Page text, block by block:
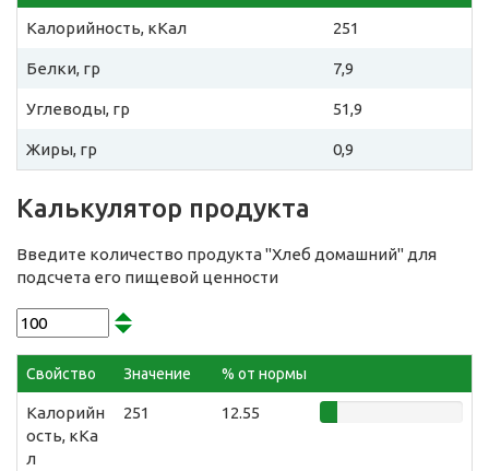
Калорийность, кКал 251
Белки, гр 7,9
Углеводы, гр 51,9
Жиры, гр 0,9
Калькулятор продукта
Введите количество продукта "Хлеб домашний" для
подсчета его пищевой ценности
Свойство Значение % от нормы
Калорийн
ость, кКа
л
251 12.55